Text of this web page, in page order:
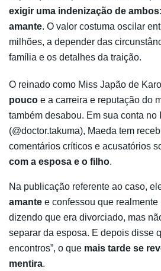
exigir uma indenização de
amante. O valor costuma oscilar
milhões, a depender das
família e os detalhes da traição.
O reinado como Miss Japão de
pouco e a carreira e reputação do
também desabou. Em sua conta no
(@doctor.takuma), Maeda tem
comentários críticos e acusatórios
com a esposa e o filho.
Na publicação referente ao caso,
amante e confessou que realmente
dizendo que era divorciado, mas
separar da esposa. E depois disse
encontros”, o que mais tarde se
mentira.